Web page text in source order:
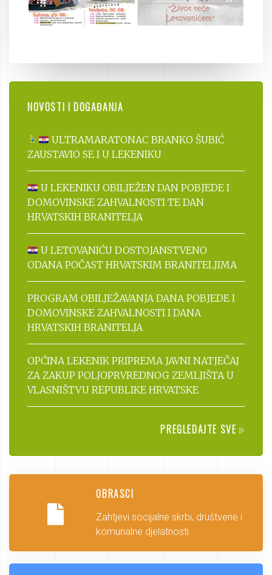
NOVOSTI I DOGAĐANJA
ULTRAMARATONAC BRANKO ŠUBIĆ
ZAUSTAVIO SE I U LEKENIKU
U LEKENIKU OBILJEŽEN DAN POBJEDE I
DOMOVINSKE ZAHVALNOSTI TE DAN
HRVATSKIH BRANITELJA
U LETOVANIĆU DOSTOJANSTVENO
ODANA POČAST HRVATSKIM BRANITELJIMA
PROGRAM OBILJEŽAVANJA DANA POBJEDE I
DOMOVINSKE ZAHVALNOSTI I DANA
HRVATSKIH BRANITELJA
OPĆINA LEKENIK PRIPREMA JAVNI NATJEČAJ
ZA ZAKUP POLJOPRVREDNOG ZEMLJIŠTA U
VLASNIŠTVU REPUBLIKE HRVATSKE
PREGLEDAJTE SVE
OBRASCI
Zahtjevi socijalne skrbi, društvene i
komunalne djelatnosti